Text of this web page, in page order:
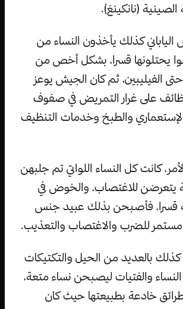
الصينية (نانكينغ).
الياباني كذلك يأخذون النساء من
يحتلونها قسرا، بشكل أخص من
الفيليبين، ثم كان الجيش يوعز
على غرار التمريض في صفوف
الإستعماري والطبخ وخدمات التنظيف
كانت كل النساء اللواتي تم جلبهن
يتعرضن للاغتصاب، والخوض في
قسرا، فأصبحن بذلك عبيد جنس
للضرب والاغتصاب والتعذيب.
بالعديد من الحيل والتكتيكات
والفتيات ليصبحن نساء متعة،
خادعة بطبيعتها حيث كان